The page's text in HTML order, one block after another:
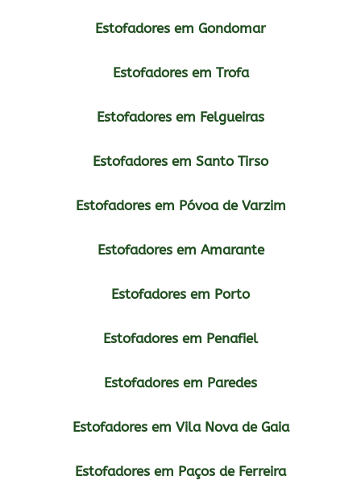
Estofadores em Gondomar
Estofadores em Trofa
Estofadores em Felgueiras
Estofadores em Santo Tirso
Estofadores em Póvoa de Varzim
Estofadores em Amarante
Estofadores em Porto
Estofadores em Penafiel
Estofadores em Paredes
Estofadores em Vila Nova de Gaia
Estofadores em Paços de Ferreira